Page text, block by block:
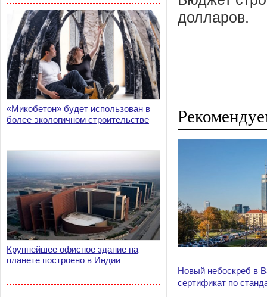
«Микобетон» будет использован в
более экологичном строительстве
Крупнейшее офисное здание на
планете построено в Индии
долларов.
Новый небоскреб в
сертификат по